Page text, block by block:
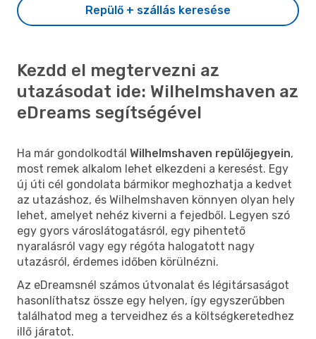
Repülő + szállás keresése
Kezdd el megtervezni az
utazásodat ide: Wilhelmshaven az
eDreams segítségével
Ha már gondolkodtál Wilhelmshaven repülőjegyein,
most remek alkalom lehet elkezdeni a keresést. Egy
új úti cél gondolata bármikor meghozhatja a kedvet
az utazáshoz, és Wilhelmshaven könnyen olyan hely
lehet, amelyet nehéz kiverni a fejedből. Legyen szó
egy gyors városlátogatásról, egy pihentető
nyaralásról vagy egy régóta halogatott nagy
utazásról, érdemes időben körülnézni.
Az eDreamsnél számos útvonalat és légitársaságot
hasonlíthatsz össze egy helyen, így egyszerűbben
találhatod meg a terveidhez és a költségkeretedhez
illő járatot.